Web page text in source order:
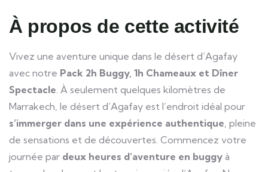
À propos de cette activité
Vivez une aventure unique dans le désert d’Agafay
avec notre Pack 2h Buggy, 1h Chameaux et Dîner
Spectacle. À seulement quelques kilomètres de
Marrakech, le désert d’Agafay est l’endroit idéal pour
s’immerger dans une expérience authentique, pleine
de sensations et de découvertes. Commencez votre
journée par deux heures d’aventure en buggy à